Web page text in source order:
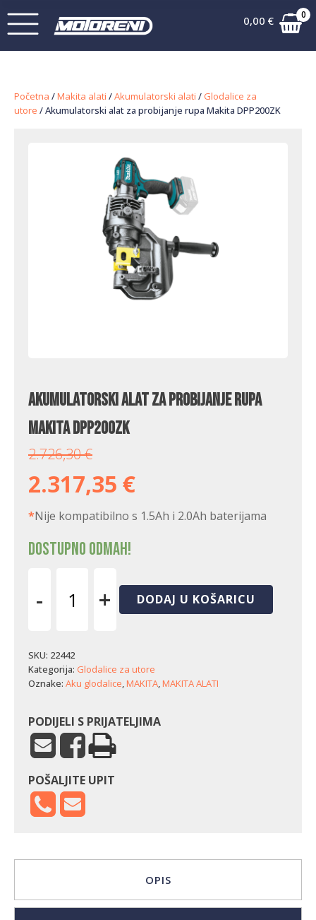
0,00 € 0
Početna /Makita alati /Akumulatorski alati / Glodalice za
utore / Akumulatorski alat za probijanje rupa Makita DPP200ZK
Akumulatorski alat za probijanje rupa
Makita DPP200ZK
2.726,30€
2.317,35 €
*Nije kompatibilno s 1.5Ah i 2.0Ah baterijama
Dostupno odmah!
-
probijanje
rupa
Makita
+ DODAJ U KOŠARICU
SKU: 22442
Kategorija: Glodalice za utore
Oznake: Aku glodalice,MAKITA,MAKITA ALATI
PODIJELI S PRIJATELJIMA
POŠALJITE UPIT
OPIS